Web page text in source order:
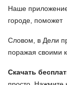
Наше
городе, поможет
Словом, в Дели
поражая своими
Скачать